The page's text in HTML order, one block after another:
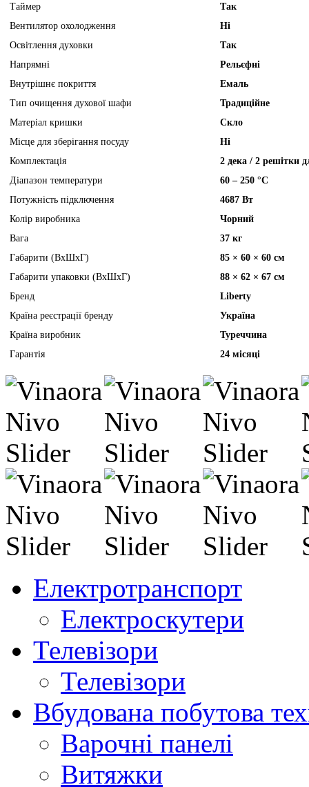
Таймер
Так
Вентилятор охолодження
Ні
Освітлення духовки
Так
Напрямні
Рельєфні
Внутрішнє покриття
Емаль
Тип очищення духової шафи
Традиційне
Матеріал кришки
Скло
Місце для зберігання посуду
Ні
Комплектація
2 дека / 2 решітки
Діапазон температури
60 – 250 °C
Потужність підключення
4687 Вт
Колір виробника
Чорний
Вага
37 кг
Габарити (ВхШхГ)
85 × 60 × 60 см
Габарити упаковки (ВхШхГ)
88 × 62 × 67 см
Бренд
Liberty
Країна реєстрації бренду
Україна
Країна виробник
Туреччина
Гарантія
24 місяці
Електротранспорт
Електроскутери
Телевізори
Телевізори
Вбудована побутова
Варочні панелі
Витяжки